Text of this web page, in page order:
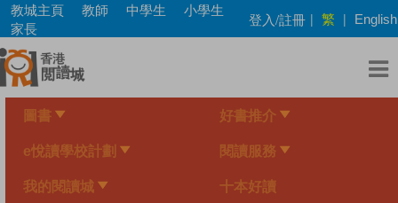
Skip
main
content
教城主頁 教師 中學生
小學生
家長
登入/註冊 | 繁 | English
圖書 好書推介
e悅讀學校計劃 閱讀服務
我的閱讀城 十本好讀